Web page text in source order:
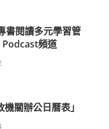
書閱讀多元學習管
Podcast頻道
關辦公日曆表」